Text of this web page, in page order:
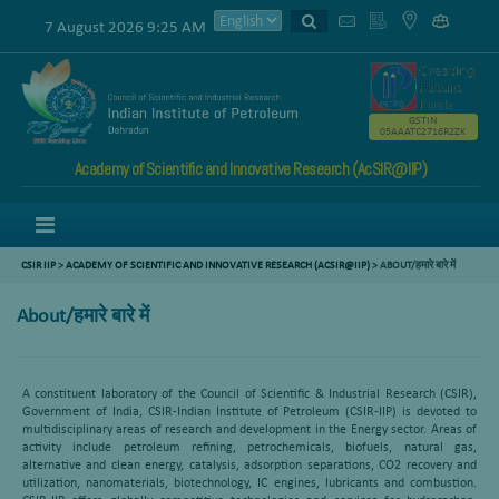
7 August 2026 9:25 AM
Academy of Scientific and Innovative Research (AcSIR@IIP)
GSTIN
05AAATC2716R2ZK
CSIR IIP>ACADEMY OF SCIENTIFIC AND INNOVATIVE RESEARCH (ACSIR@IIP)> ABOUT/हमारे बारे में
About/हमारे बारे में
A constituent laboratory of the Council of Scientific & Industrial Research (CSIR),
Government of India, CSIR-Indian Institute of Petroleum (CSIR-IIP) is devoted to
multidisciplinary areas of research and development in the Energy sector. Areas of
activity include petroleum refining, petrochemicals, biofuels, natural gas,
alternative and clean energy, catalysis, adsorption separations, CO2 recovery and
utilization, nanomaterials, biotechnology, IC engines, lubricants and combustion.